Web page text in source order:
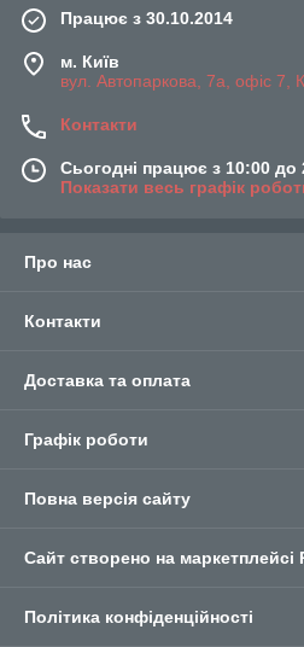
Працює з 30.10.2014
м. Київ
вул. Автопаркова, 7а, офіс 7,
Контакти
Сьогодні працює з 10:00 до
Показати весь графік
Про нас
Контакти
Доставка та оплата
Графік роботи
Повна версія сайту
Сайт створено на маркетплейсі
Політика конфіденційності